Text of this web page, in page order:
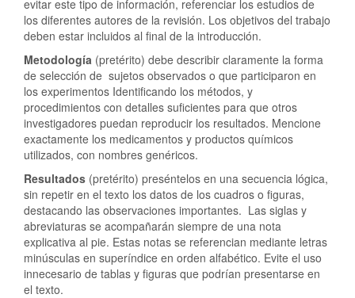
evitar este tipo de información, referenciar los estudios de
los diferentes autores de la revisión. Los objetivos del trabajo
deben estar incluidos al final de la introducción.
Metodología (pretérito) debe describir claramente la forma
de selección de sujetos observados o que participaron en
los experimentos Identificando los métodos, y
procedimientos con detalles suficientes para que otros
investigadores puedan reproducir los resultados. Mencione
exactamente los medicamentos y productos químicos
utilizados, con nombres genéricos.
Resultados (pretérito) preséntelos en una secuencia lógica,
sin repetir en el texto los datos de los cuadros o figuras,
destacando las observaciones importantes. Las siglas y
abreviaturas se acompañarán siempre de una nota
explicativa al pie. Estas notas se referencian mediante letras
minúsculas en superíndice en orden alfabético. Evite el uso
innecesario de tablas y figuras que podrían presentarse en
el texto.